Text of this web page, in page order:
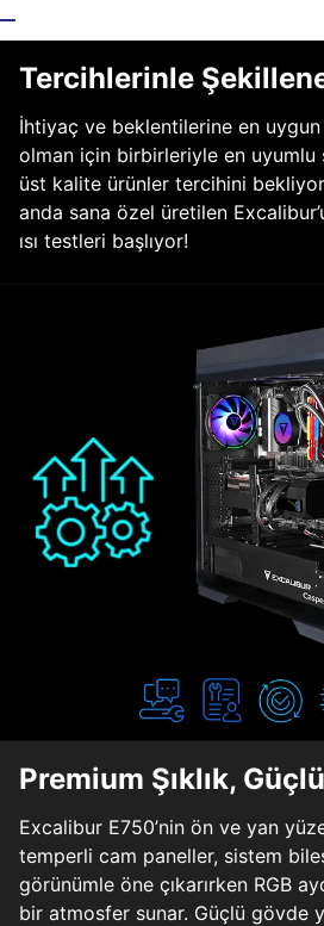
Tercihlerinle
İhtiyaç ve beklentilerine en
olman için birbirleriyle en uyumlu
üst kalite ürünler tercihini
anda sana özel üretilen
ısı testleri başlıyor!
Premium Şıklık,
Excalibur E750’nin ön ve yan
temperli cam paneller, sistem
görünümle öne çıkarırken RGB
bir atmosfer sunar. Güçlü gövde